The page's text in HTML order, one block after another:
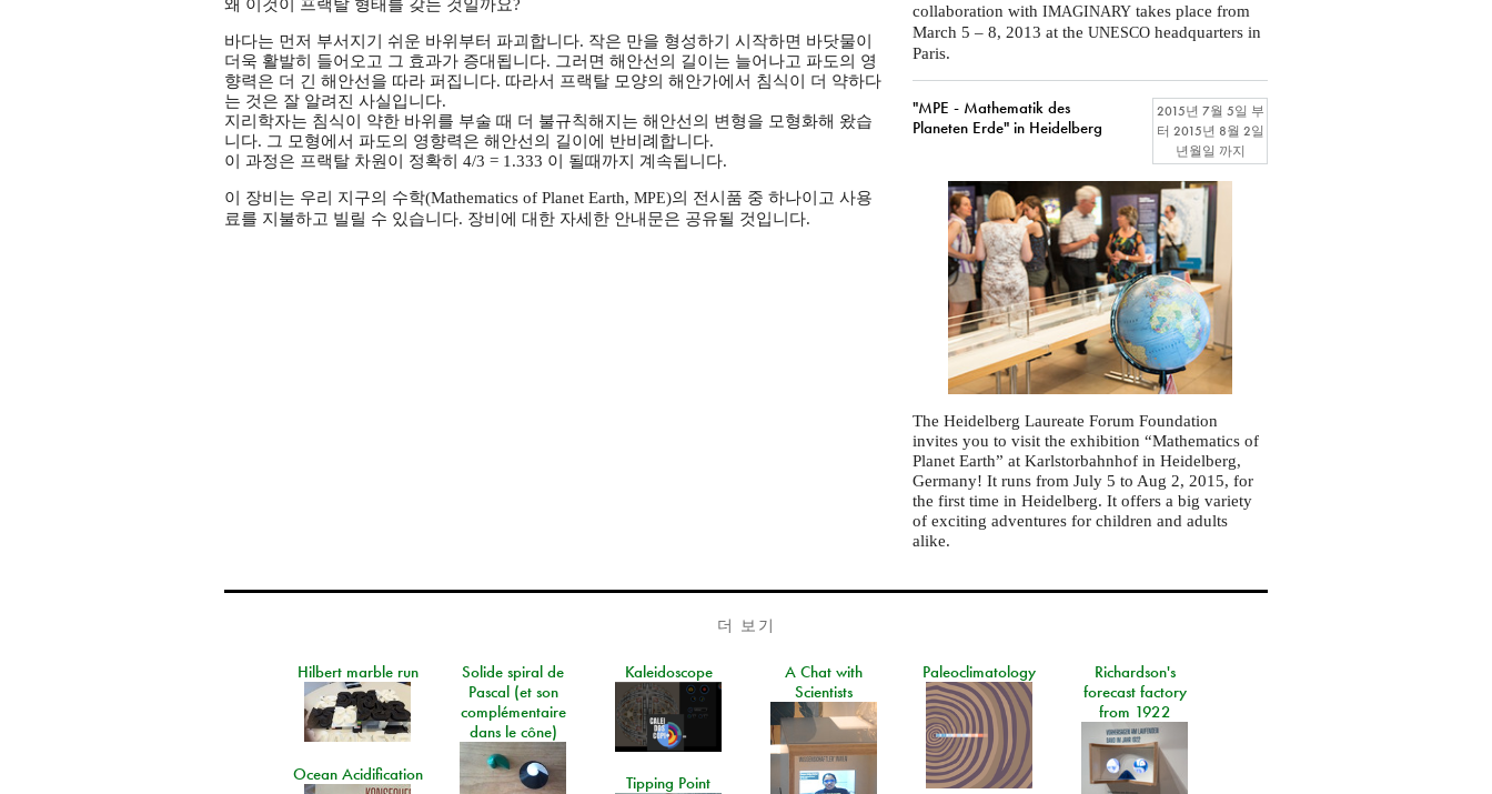
collaboration withIMAGINARY takes place from
March 5 – 8, 2013 at theUNESCO headquarters in
Paris.
"MPE - Mathematik des
Planeten Erde" in Heidelberg
2015년 7월 5일 부
터 2015년 8월 2일
년월일 까지
The Heidelberg Laureate Forum Foundation
invites you to visit the exhibition “Mathematics of
Planet Earth” at Karlstorbahnhof in Heidelberg,
Germany! It runs from July 5 to Aug 2, 2015, for
the first time in Heidelberg. It offers a big variety
of exciting adventures for children and adults
alike.
왜 이것이 프랙탈 형태를 갖는 것일까요?
바다는 먼저 부서지기 쉬운 바위부터 파괴합니다. 작은 만을 형성하기 시작하면 바닷물이
더욱 활발히 들어오고 그 효과가 증대됩니다. 그러면 해안선의 길이는 늘어나고 파도의 영
향력은 더 긴 해안선을 따라 퍼집니다. 따라서 프랙탈 모양의 해안가에서 침식이 더 약하다
는 것은 잘 알려진 사실입니다.
지리학자는 침식이 약한 바위를 부술 때 더 불규칙해지는 해안선의 변형을 모형화해 왔습
니다. 그 모형에서 파도의 영향력은 해안선의 길이에 반비례합니다.
이 과정은 프랙탈 차원이 정확히 4/3 = 1.333 이 될때까지 계속됩니다.
이 장비는 우리 지구의 수학(Mathematics of Planet Earth,MPE)의 전시품 중 하나이고 사용
료를 지불하고 빌릴 수 있습니다. 장비에 대한 자세한 안내문은 공유될 것입니다.
더 보기
Hilbert marble run
Solide spiral de
Pascal (et son
complémentaire
dans le cône)
Kaleidoscope
A Chat with
Scientists
Paleoclimatology
Richardson's
forecast factory
from 1922
Ocean Acidification
Tipping Point